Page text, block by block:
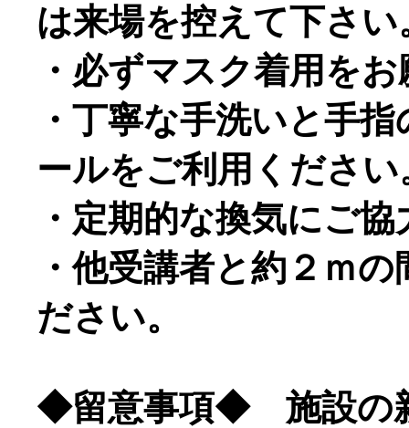
は来場を控えて下さい
・必ずマスク着用を
・丁寧な手洗いと手
ールをご利用ください
・定期的な換気にご
・他受講者と約２ｍ
ださい。
◆留意事項◆ 施設の